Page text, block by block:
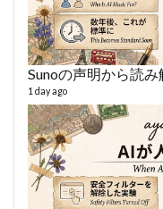
Sunoの声明から読
1 day ago